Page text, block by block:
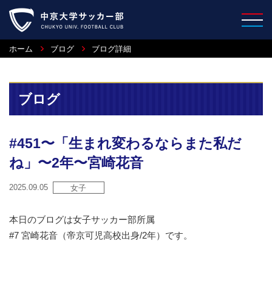
ホーム ブログ ブログ詳細
ブログ
#451〜「生まれ変わるならまた私だ
ね」〜2年〜宮崎花音
2025.09.05 女子
本日のブログは女子サッカー部所属
#7 宮崎花音（帝京可児高校出身/2年）です。